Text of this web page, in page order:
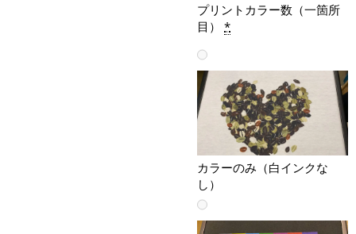
プリントカラー数（一箇所
目）
*
カラーのみ（白インクな
し）